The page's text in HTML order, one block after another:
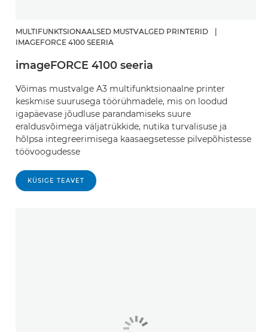
MULTIFUNKTSIONAALSED MUSTVALGED PRINTERID
IMAGEFORCE 4100 SEERIA
imageFORCE 4100 seeria
Võimas mustvalge A3 multifunktsionaalne printer
keskmise suurusega töörühmadele, mis on loodud
igapäevase jõudluse parandamiseks suure
eraldusvõimega väljatrükkide, nutika turvalisuse ja
hõlpsa integreerimisega kaasaegsetesse pilvepõhistesse
töövoogudesse
KÜSIGE TEAVET